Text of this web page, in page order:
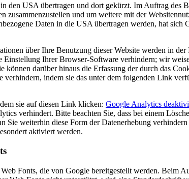
USA übertragen und dort gekürzt. Im Auftrag des
und um weitere mit der
Daten in die USA übertragen werden, hat
über Ihre Benutzung dieser Website werden in
Ihrer Browser-Software verhindern; wir
darüber hinaus die Erfassung der durch das
indem sie das unter dem folgenden Link
sie auf diesen Link klicken: Google Analytics
verhindert. Bitte beachten Sie, dass bei einem
Sie weiterhin diese Form der Datenerhebung
aktiviert werden.
Fonts, die von Google bereitgestellt werden. Beim